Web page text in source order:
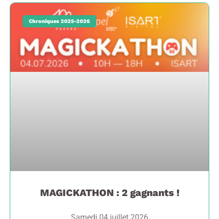
Chroniques 2025-2026
MAGICKATHON : 2 gagnants !